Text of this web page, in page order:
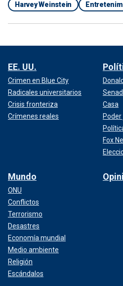
Harvey Weinstein
EE. UU.
Crimen en Blue City
Radicales universitarios
Crisis fronteriza
Crímenes reales
Donald
Casa
Poder
Fox
Mundo
ONU
Conflictos
Terrorismo
Desastres
Economía mundial
Medio ambiente
Religión
Escándalos